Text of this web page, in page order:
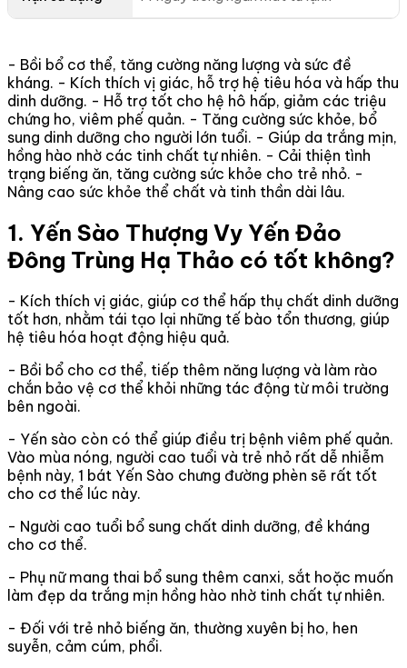
- Bồi bổ cơ thể, tăng cường năng lượng và sức đề
kháng. - Kích thích vị giác, hỗ trợ hệ tiêu hóa và hấp thu
dinh dưỡng. - Hỗ trợ tốt cho hệ hô hấp, giảm các triệu
chứng ho, viêm phế quản. - Tăng cường sức khỏe, bổ
sung dinh dưỡng cho người lớn tuổi. - Giúp da trắng mịn,
hồng hào nhờ các tinh chất tự nhiên. - Cải thiện tình
trạng biếng ăn, tăng cường sức khỏe cho trẻ nhỏ. -
Nâng cao sức khỏe thể chất và tinh thần dài lâu.
1. Yến Sào Thượng Vy Yến Đảo
Đông Trùng Hạ Thảo có tốt không?
- Kích thích vị giác, giúp cơ thể hấp thụ chất dinh dưỡng
tốt hơn, nhằm tái tạo lại những tế bào tổn thương, giúp
hệ tiêu hóa hoạt động hiệu quả.
- Bồi bổ cho cơ thể, tiếp thêm năng lượng và làm rào
chắn bảo vệ cơ thể khỏi những tác động từ môi trường
bên ngoài.
- Yến sào còn có thể giúp điều trị bệnh viêm phế quản.
Vào mùa nóng, người cao tuổi và trẻ nhỏ rất dễ nhiễm
bệnh này, 1 bát Yến Sào chưng đường phèn sẽ rất tốt
cho cơ thể lúc này.
- Người cao tuổi bổ sung chất dinh dưỡng, đề kháng
cho cơ thể.
- Phụ nữ mang thai bổ sung thêm canxi, sắt hoặc muốn
làm đẹp da trắng mịn hồng hào nhờ tinh chất tự nhiên.
- Đối với trẻ nhỏ biếng ăn, thường xuyên bị ho, hen
suyễn, cảm cúm, phổi.